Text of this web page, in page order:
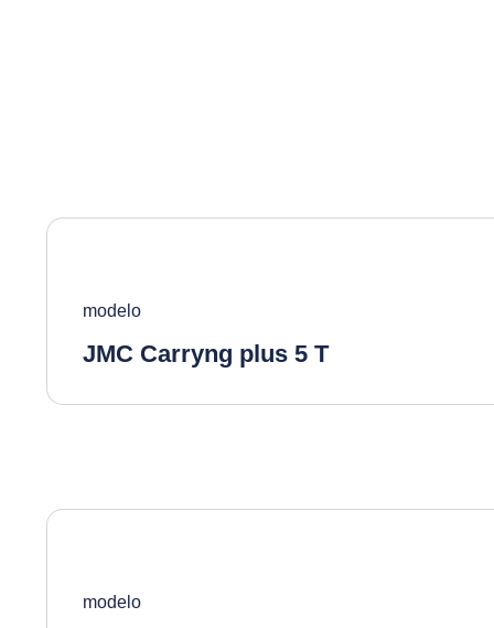
modelo
JMC Carryng plus 5 T
modelo